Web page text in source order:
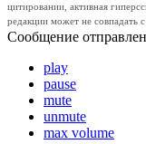
цитировании, активная
редакции может не совпадать
Сообщение
play
pause
mute
unmute
max volume